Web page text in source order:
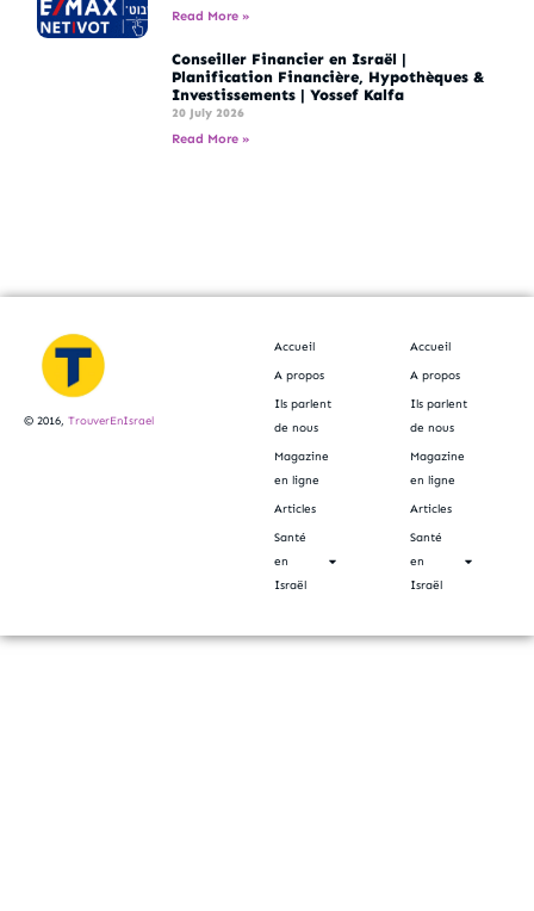
Read More »
Conseiller Financier en Israël |
Planification Financière, Hypothèques &
Investissements | Yossef Kalfa
20 July 2026
Read More »
© 2016, TrouverEnIsrael
Accueil
A propos
Ils parlent
de nous
Magazine
en ligne
Articles
Santé
en
Israël
Accueil
A propos
Ils parlent
de nous
Magazine
en ligne
Articles
Santé
en
Israël